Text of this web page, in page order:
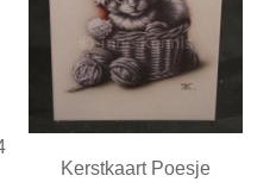
Kerstkaart Poesje